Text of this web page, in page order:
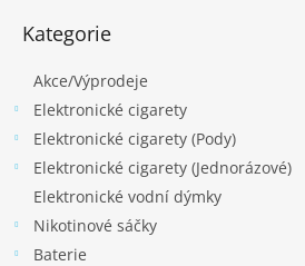
kategorie
Kategorie
Akce/Výprodeje
Elektronické cigarety
Elektronické cigarety (Pody)
Elektronické cigarety (Jednorázové)
Elektronické vodní dýmky
Nikotinové sáčky
Baterie